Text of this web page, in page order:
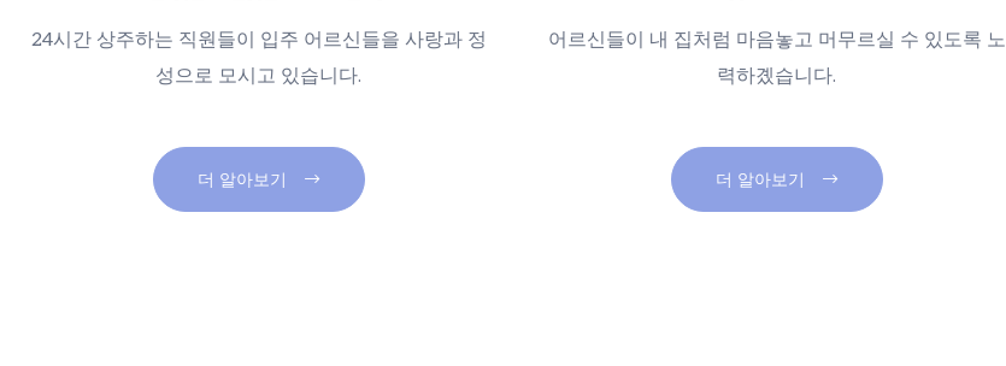
24시간 상주하는 직원들이 입주 어르신들을 사랑과 정
성으로 모시고 있습니다.
더 알아보기
어르신들이 내 집처럼 마음놓고 머무르실 수 있도록 노
력하곘습니다.
더 알아보기